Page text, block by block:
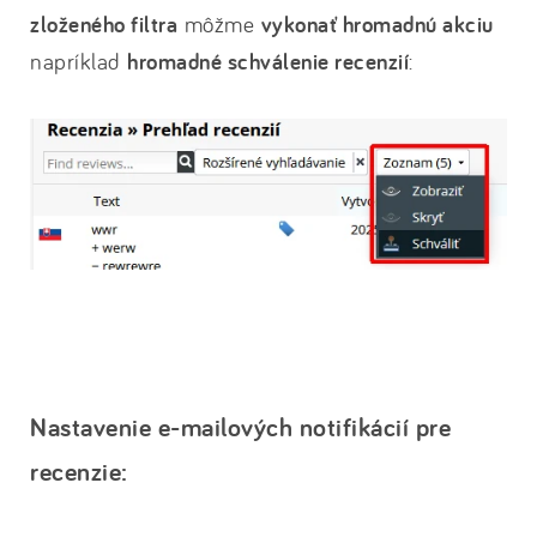
zloženého filtra môžme vykonať hromadnú akciu
napríklad hromadné schválenie recenzií:
Nastavenie e-mailových notifikácií pre
recenzie: